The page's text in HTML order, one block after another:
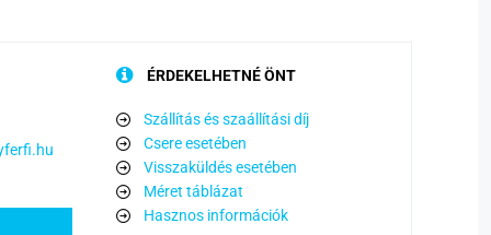
ÉRDEKELHETNÉ ÖNT
Szállítás és szaállítási díj
Csere esetében
Visszaküldés esetében
Méret táblázat
Hasznos információk